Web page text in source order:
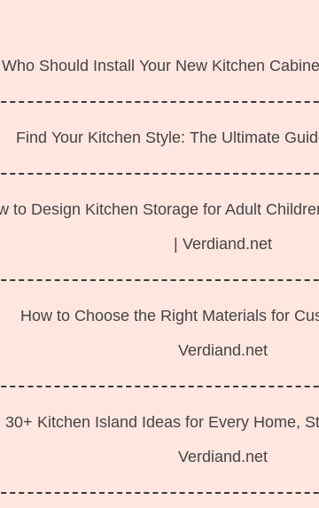
Who Should Install Your New Kitchen
Find Your Kitchen Style: The Ultimate
to Design Kitchen Storage for Adult
| Verdiand.net
How to Choose the Right Materials for
Verdiand.net
30+ Kitchen Island Ideas for Every Home,
Verdiand.net